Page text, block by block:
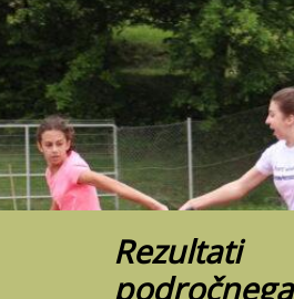
Rezultati
področnega